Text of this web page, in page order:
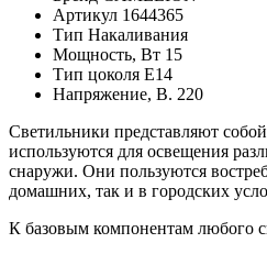
Артикул 1644365
Тип Накаливания
Мощность, Вт 15
Тип цоколя Е14
Напряжение, В. 220
Светильники представляют
используются для освещения
снаружи. Они пользуются
домашних, так и в городских
К базовым компонентам любого